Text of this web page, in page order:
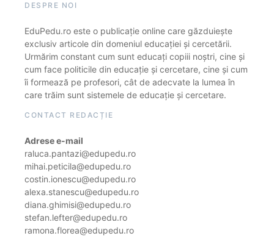
DESPRE NOI
EduPedu.ro este o publicație online care găzduiește
exclusiv articole din domeniul educației și cercetării.
Urmărim constant cum sunt educați copiii noștri, cine și
cum face politicile din educație și cercetare, cine și cum
îi formează pe profesori, cât de adecvate la lumea în
care trăim sunt sistemele de educație și cercetare.
CONTACT REDACȚIE
Adrese e-mail
raluca.pantazi@edupedu.ro
mihai.peticila@edupedu.ro
costin.ionescu@edupedu.ro
alexa.stanescu@edupedu.ro
diana.ghimisi@edupedu.ro
stefan.lefter@edupedu.ro
ramona.florea@edupedu.ro